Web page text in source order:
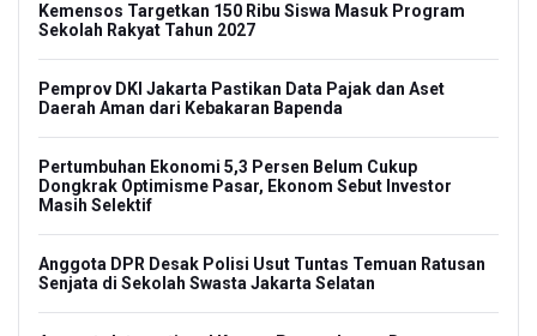
Kemensos Targetkan 150 Ribu Siswa Masuk Program
Sekolah Rakyat Tahun 2027
Pemprov DKI Jakarta Pastikan Data Pajak dan Aset
Daerah Aman dari Kebakaran Bapenda
Pertumbuhan Ekonomi 5,3 Persen Belum Cukup
Dongkrak Optimisme Pasar, Ekonom Sebut Investor
Masih Selektif
Anggota DPR Desak Polisi Usut Tuntas Temuan Ratusan
Senjata di Sekolah Swasta Jakarta Selatan